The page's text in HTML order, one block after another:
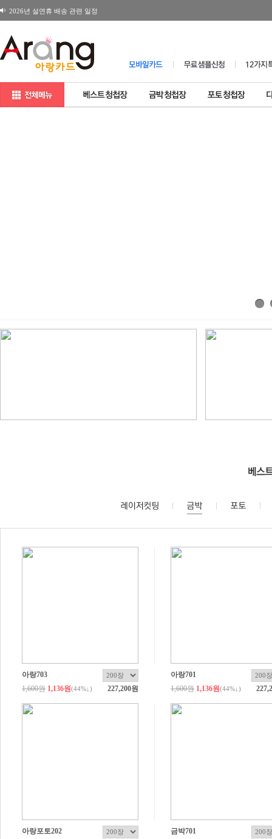
2026년 설연휴 배송 관련 일정
[공지] 일부제품 소비자가격 변경 안내
아랑703
1,600원 1,136원(44%↓) 227,200원
아랑701
1,600원 1,136원(44%↓)
아랑포토202
금박701